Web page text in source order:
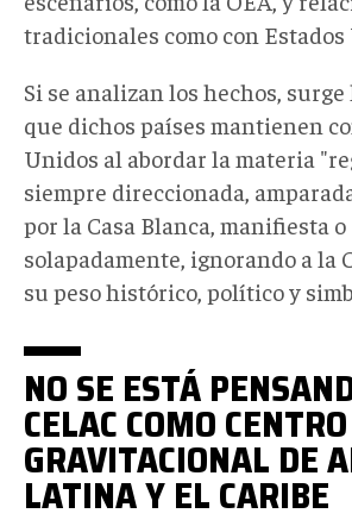
tradicionales como con Estados
Si se analizan los hechos,
que dichos países mantienen
Unidos al abordar la materia
siempre direccionada,
por la Casa Blanca, manifiesta o
solapadamente, ignorando a la
su peso histórico, político y
NO SE ESTÁ
CELAC COMO CENTRO
GRAVITACIONAL DE
LATINA Y EL CARIBE